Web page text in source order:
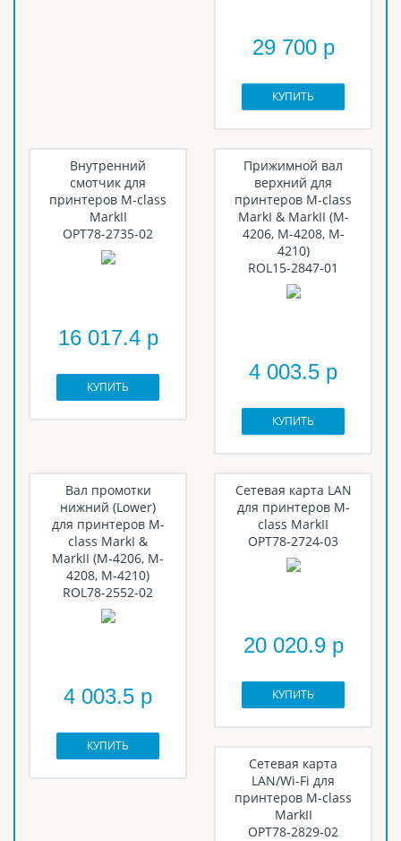
29 700 р
КУПИТЬ
Внутренний
смотчик для
принтеров M-class
MarkII
OPT78-2735-02
16 017.4 р
КУПИТЬ
Прижимной вал
верхний для
принтеров M-class
MarkI & MarkII (M-
4206, M-4208, M-
4210)
ROL15-2847-01
4 003.5 р
КУПИТЬ
Вал промотки
нижний (Lower)
для принтеров M-
class MarkI &
MarkII (M-4206, M-
4208, M-4210)
ROL78-2552-02
4 003.5 р
КУПИТЬ
Сетевая карта LAN
для принтеров M-
class MarkII
OPT78-2724-03
20 020.9 р
КУПИТЬ
Сетевая карта
LAN/Wi-Fi для
принтеров M-class
MarkII
OPT78-2829-02